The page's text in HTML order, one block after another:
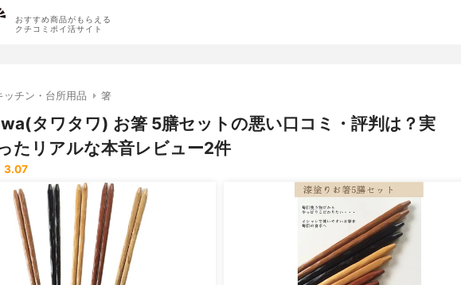
おすすめ商品がもらえる
クチコミポイ活サイト
ッチン・台所用品 箸
タワタワ) お箸 5膳セットの悪い口コミ・評判は？実
たリアルな本音レビュー2件
3.07